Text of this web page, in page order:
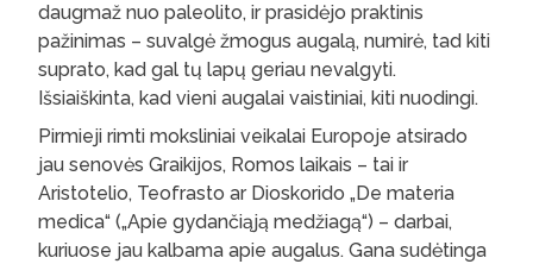
daugmaž nuo paleolito, ir prasidėjo praktinis
pažinimas – suvalgė žmogus augalą, numirė, tad kiti
suprato, kad gal tų lapų geriau nevalgyti.
Išsiaiškinta, kad vieni augalai vaistiniai, kiti nuodingi.
Pirmieji rimti moksliniai veikalai Europoje atsirado
jau senovės Graikijos, Romos laikais – tai ir
Aristotelio, Teofrasto ar Dioskorido „De materia
medica“ („Apie gydančiąją medžiagą“) – darbai,
kuriuose jau kalbama apie augalus. Gana sudėtinga